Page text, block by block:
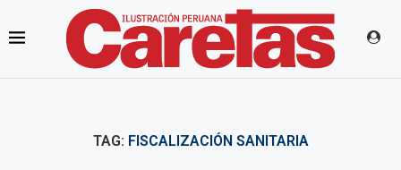
TAG: FISCALIZACIÓN SANITARIA